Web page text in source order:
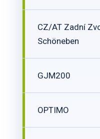
CZ/AT Zadní
Schöneben
GJM200
OPTIMO